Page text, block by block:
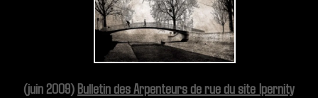
Contact / Tirages
(juin 2009) Bulletin des Arpenteurs de rue du site Ipernity